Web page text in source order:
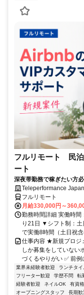
フルリモート 民
ート
深夜帯勤務で稼ぎたい方
Teleperformance
フルリモート
月給330,000円～
勤務時間詳細 実働時間
り21日 ▼シフト制：土
で実働8時間（土日祝
仕事内容 ★新規プロジ
しか募集をしていない
づくるやりがい ✅ 前
業界未経験者歓迎 ランチタイ
フリーター歓迎
学歴不問 転
経験者歓迎
ネイルOK 有資
オープニングスタッフ
長期歓